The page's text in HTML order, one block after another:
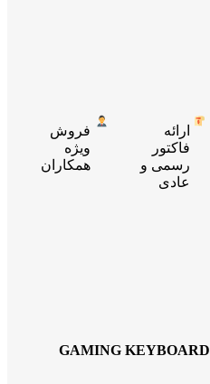
ارائه
فاکتور
رسمی و
عادی
فروش
ویژه
همکاران
کیبورد با سیم گیمینگ ای فورتک GAMING KEYBOARD